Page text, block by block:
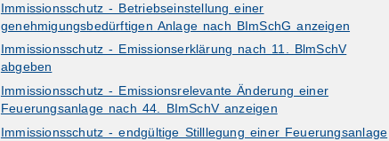
Immissionsschutz - Betriebseinstellung einer
genehmigungsbedürftigen Anlage nach BImSchG anzeigen
Immissionsschutz - Emissionserklärung nach 11. BlmSchV
abgeben
Immissionsschutz - Emissionsrelevante Änderung einer
Feuerungsanlage nach 44. BImSchV anzeigen
Immissionsschutz - endgültige Stilllegung einer Feuerungsanlage